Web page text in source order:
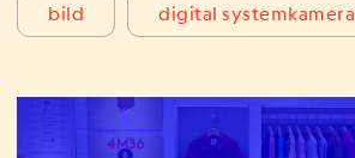
bild digital systemkamera